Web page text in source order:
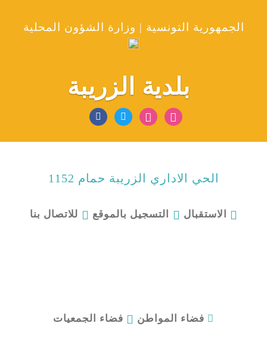
الجمهورية التونسية | وزارة الشؤون المحلية
بلدية الزريبة
الحي الاداري الزريبة حمام 1152
الاستقبال التسجيل بالموقع
فضاء المواطن